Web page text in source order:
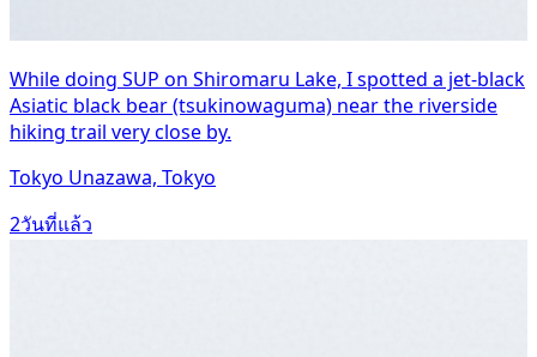
While doing SUP on Shiromaru Lake, I spotted a jet-black
Asiatic black bear (tsukinowaguma) near the riverside
hiking trail very close by.
Tokyo Unazawa, Tokyo
2วันที่แล้ว